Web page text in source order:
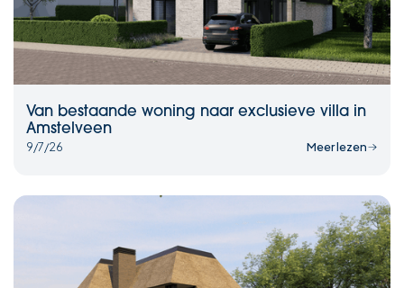
Van bestaande woning naar exclusieve villa in
Amstelveen
9/7/26
Meer lezen